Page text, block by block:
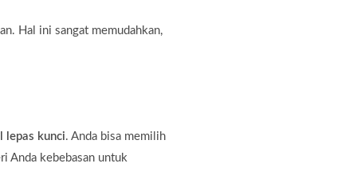
Hal ini sangat memudahkan,
lepas kunci. Anda bisa memilih
Anda kebebasan untuk